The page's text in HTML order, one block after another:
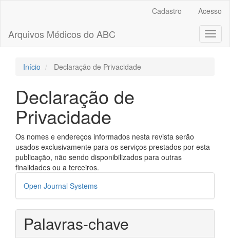
principal
Barra
Cadastro Acesso
Arquivos Médicos do ABC
Início Declaração de Privacidade
Declaração de
Privacidade
Os nomes e endereços informados nesta revista serão
usados exclusivamente para os serviços prestados por esta
publicação, não sendo disponibilizados para outras
finalidades ou a terceiros.
Desenvolvido
por
Open Journal Systems
Palavras-chave